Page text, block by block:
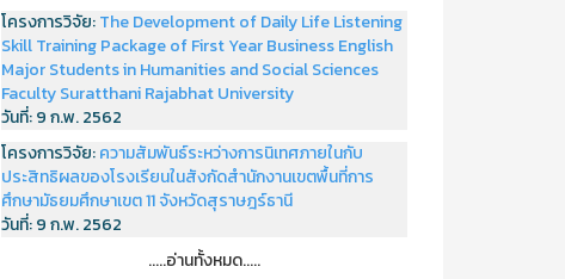
โครงการวิจัย:The Development of Daily Life Listening
Skill Training Package of First Year Business English
Major Students in Humanities and Social Sciences
Faculty Suratthani Rajabhat University
วันที่:9 ก.พ. 2562
โครงการวิจัย:ความสัมพันธ์ระหว่างการนิเทศภายในกับ
ประสิทธิผลของโรงเรียนในสังกัดสำนักงานเขตพื้นที่การ
ศึกษามัธยมศึกษาเขต 11 จังหวัดสุราษฎร์ธานี
วันที่:9 ก.พ. 2562
.....อ่านทั้งหมด.....